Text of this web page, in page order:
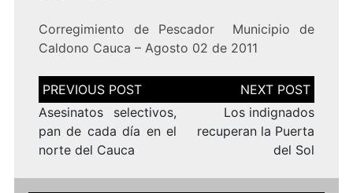
Corregimiento de Pescador Municipio de
Caldono Cauca – Agosto 02 de 2011
Navegación
de
entradas
Asesinatos selectivos,
pan de cada día en el
norte del Cauca
Los indignados
recuperan la Puerta
del Sol